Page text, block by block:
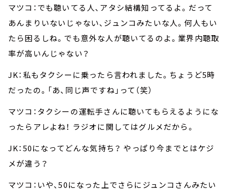
マツコ：でも聴いてる人、アタシ結構知ってるよ。だって
あんまりいないじゃない、ジュンコみたいな人。何人もい
たら困るしね。でも意外な人が聴いてるのよ。業界内聴取
率が高いんじゃない？
JK：私もタクシーに乗ったら言われました。ちょうど5時
だったの。「あ、同じ声ですね」って（笑）
マツコ：タクシーの運転手さんに聴いてもらえるようにな
ったらアレよね！ ラジオに関してはグルメだから。
JK：50になってどんな気持ち？ やっぱり今までとはケジ
メが違う？
マツコ：いや、50になった上でさらにジュンコさんみたい